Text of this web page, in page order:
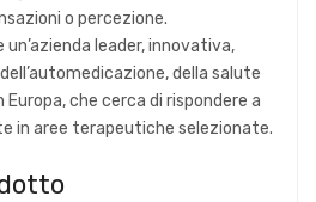
o percezione.
un’azienda leader, innovativa,
della salute
che cerca di rispondere a
in aree terapeutiche selezionate.